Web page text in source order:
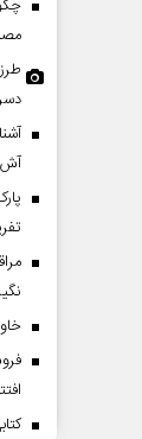
آش
زمان در افق
زارعی - کارشناس